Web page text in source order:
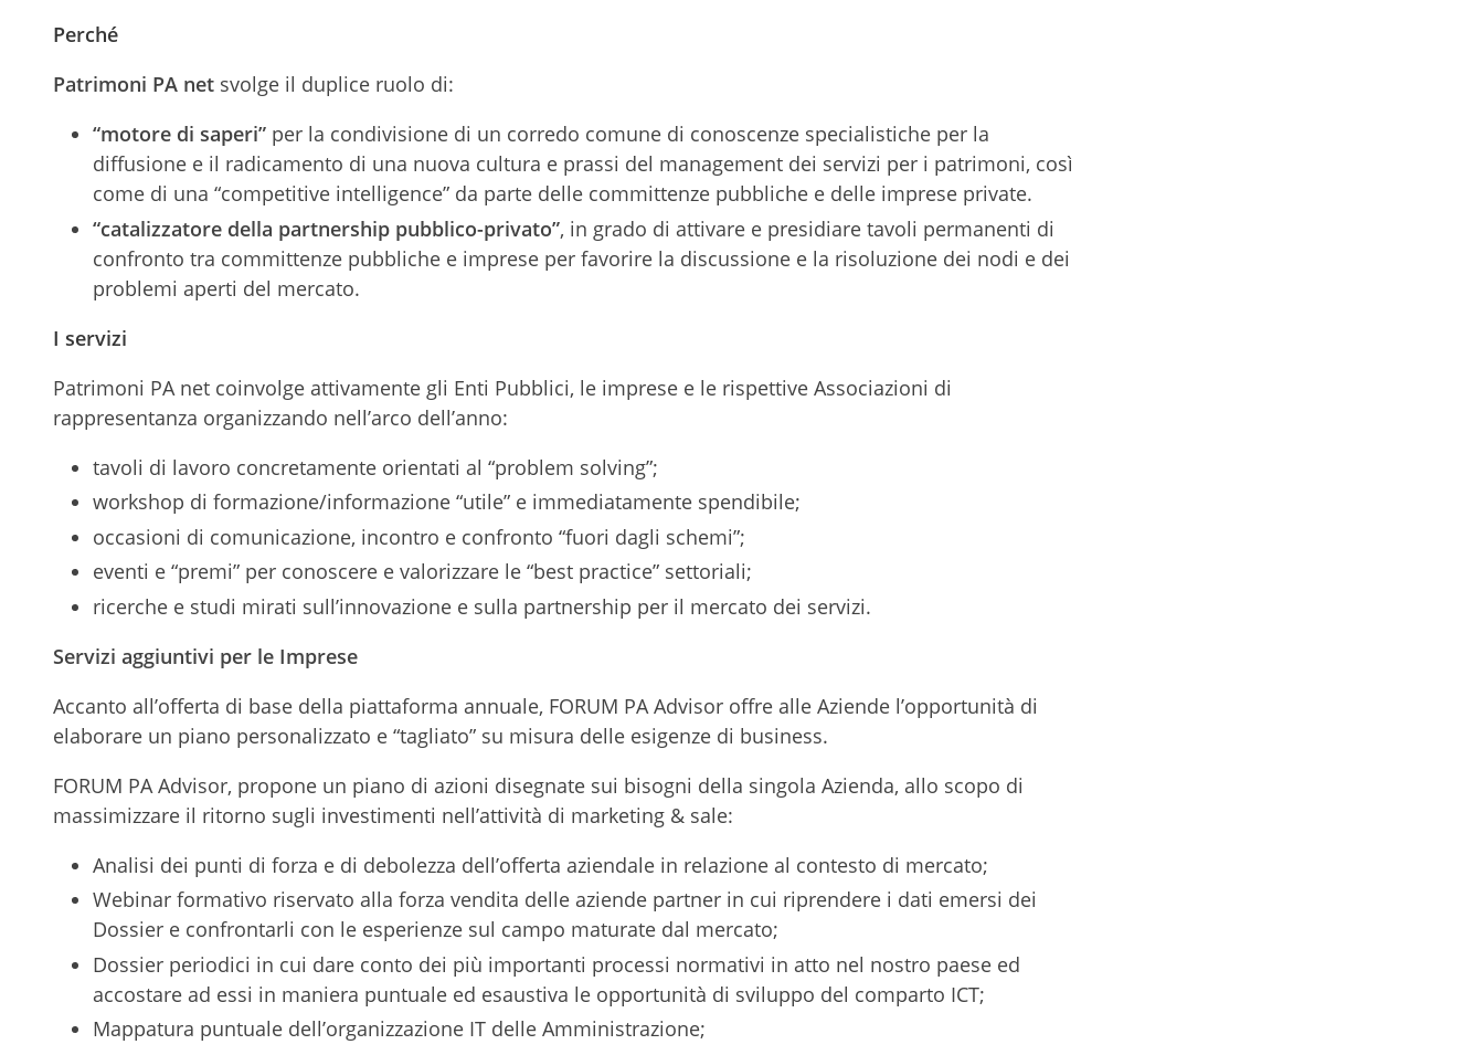
Perché
Patrimoni PA net svolge il duplice ruolo di:
“motore di saperi” per la condivisione di un corredo comune di conoscenze specialistiche per la
diffusione e il radicamento di una nuova cultura e prassi del management dei servizi per i patrimoni, così
come di una “competitive intelligence” da parte delle committenze pubbliche e delle imprese private.
“catalizzatore della partnership pubblico-privato”, in grado di attivare e presidiare tavoli permanenti di
confronto tra committenze pubbliche e imprese per favorire la discussione e la risoluzione dei nodi e dei
problemi aperti del mercato.
I servizi
Patrimoni PA net coinvolge attivamente gli Enti Pubblici, le imprese e le rispettive Associazioni di
rappresentanza organizzando nell’arco dell’anno:
tavoli di lavoro concretamente orientati al “problem solving”;
workshop di formazione/informazione “utile” e immediatamente spendibile;
occasioni di comunicazione, incontro e confronto “fuori dagli schemi”;
eventi e “premi” per conoscere e valorizzare le “best practice” settoriali;
ricerche e studi mirati sull’innovazione e sulla partnership per il mercato dei servizi.
Servizi aggiuntivi per le Imprese
Accanto all’offerta di base della piattaforma annuale, FORUM PA Advisor offre alle Aziende l’opportunità di
elaborare un piano personalizzato e “tagliato” su misura delle esigenze di business.
FORUM PA Advisor, propone un piano di azioni disegnate sui bisogni della singola Azienda, allo scopo di
massimizzare il ritorno sugli investimenti nell’attività di marketing & sale:
Analisi dei punti di forza e di debolezza dell’offerta aziendale in relazione al contesto di mercato;
Webinar formativo riservato alla forza vendita delle aziende partner in cui riprendere i dati emersi dei
Dossier e confrontarli con le esperienze sul campo maturate dal mercato;
Dossier periodici in cui dare conto dei più importanti processi normativi in atto nel nostro paese ed
accostare ad essi in maniera puntuale ed esaustiva le opportunità di sviluppo del comparto ICT;
Mappatura puntuale dell’organizzazione IT delle Amministrazione;